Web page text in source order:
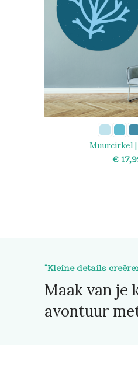
Muurcirkel |
€
"Kleine details
Maak van je
avontuur